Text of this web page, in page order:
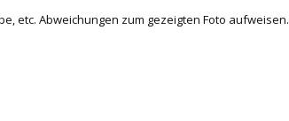
etc. Abweichungen zum gezeigten Foto aufweisen.